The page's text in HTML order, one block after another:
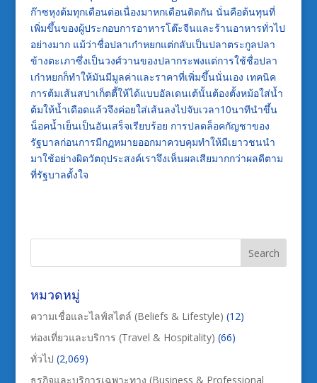
ก๊าซหุงต้มทุกเดือนต่อเนื่องมาหกเดือนติดกัน นั่นคือต้นทุนที่
เพิ่มขึ้นของผู้ประกอบการอาหารโต๊ะจีนและร้านอาหารทั่วไป
อย่างมาก แม้ว่าชื่อปลาเก๋าหยกแต่กลับเป็นปลาตระกูลปลา
ข้างตะเภาซึ่งเป็นวงศ์วานของปลากระพงแต่การใช้ชื่อปลา
เก๋าหยกก็ทำให้มันมีมูลค่าและราคาที่เพิ่มขึ้นนั่นเอง เทคนิค
การต้มเส้นสปาเก็ตตี้ให้ได้แบบอัลเดนเต้นั้นต้องตั้งหม้อใส่น้ำ
ต้มให้น้ำเดือดแล้วจึงค่อยใส่เส้นลงไปจับเวลา10นาทีนำขึ้น
น็อคน้ำเย็นเป็นอันเสร็จเรียบร้อย การปลดล็อคกัญชาของ
รัฐบาลก่อนการมีกฏหมายออกมาควบคุมทำให้มีเยาวชนนำ
มาใช้อย่างผิดวัตถุประสงค์เราจึงเห็นผลเสียมากกว่าผลดีตาม
ที่รัฐบาลตั้งใจ
หมวดหมู่
ความเชื่อและไลฟ์สไตล์ (Beliefs & Lifestyle) (12)
ท่องเที่ยวและบริการ (Travel & Hospitality) (66)
ทั่วไป (2,069)
ธุรกิจและบริการเฉพาะทาง (Business & Professional